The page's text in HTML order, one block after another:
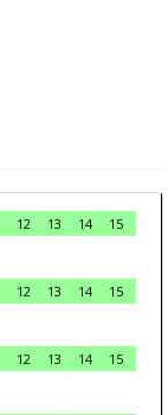
12 13 14
15
12 13 14
15
12 13 14
15